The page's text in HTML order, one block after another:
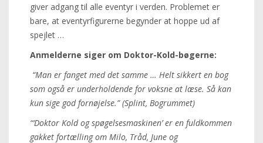
giver adgang til alle eventyr i verden. Problemet er
bare, at eventyrfigurerne begynder at hoppe ud af
spejlet …
Anmelderne siger om Doktor-Kold-bøgerne:
“Man er fanget med det samme … Helt sikkert en bog
som også er underholdende for voksne at læse. Så kan
kun sige god fornøjelse.” (Splint, Bogrummet)
“‘Doktor Kold og spøgelsesmaskinen’ er en fuldkommen
gakket fortælling om Milo, Tråd, June og